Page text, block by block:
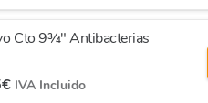
Cto 9¾" Antibacterias
€ IVA Incluido